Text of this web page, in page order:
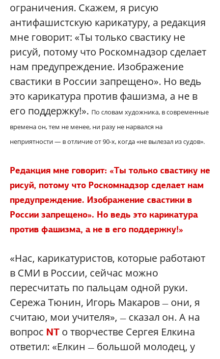
ограничения. Скажем, я рисую
антифашистскую карикатуру, а редакция
мне говорит: «Ты только свастику не
рисуй, потому что Роскомнадзор сделает
нам предупреждение. Изображение
свастики в России запрещено». Но ведь
это карикатура против фашизма, а не в
его поддержку!». По словам художника, в современные
времена он, тем не менее, ни разу не нарвался на
неприятности— в отличие от 90-х, когда «не вылезал из судов».
Редакция мне говорит: «Ты только свастику не
рисуй, потому что Роскомнадзор сделает нам
предупреждение. Изображение свастики в
России запрещено». Но ведь это карикатура
против фашизма, а не в его поддержку!»
«Нас, карикатуристов, которые работают
в СМИ в России, сейчас можно
пересчитать по пальцам одной руки.
Сережа Тюнин, Игорь Макаров — они, я
считаю, мои учителя», — сказал он. А на
вопрос NT о творчестве Сергея Елкина
ответил: «Елкин — большой молодец, у